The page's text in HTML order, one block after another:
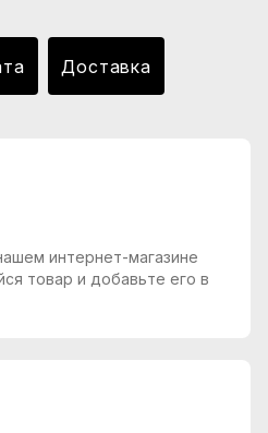
Доставка
интернет-магазине
товар и добавьте его в